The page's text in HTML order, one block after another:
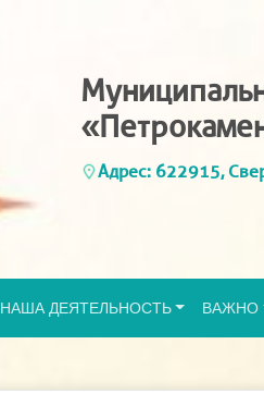
Адрес: 622915,
НАША ДЕЯТЕЛЬНОСТЬ ВАЖНО